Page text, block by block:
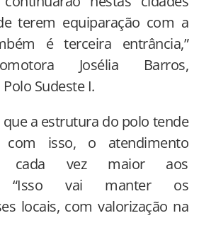
terem equiparação com a
é terceira entrância,”
Josélia Barros,
Sudeste I.
que a estrutura do polo tende
isso, o atendimento
cada vez maior aos
“Isso vai manter os
locais, com valorização na